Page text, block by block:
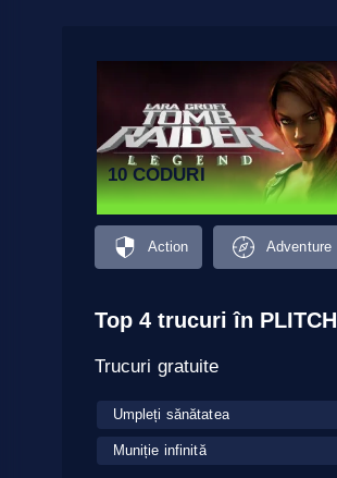
10 CODURI
Action Adventure
Top 4 trucuri în PLITCH
Trucuri gratuite
Umpleți sănătatea
Muniție infinită